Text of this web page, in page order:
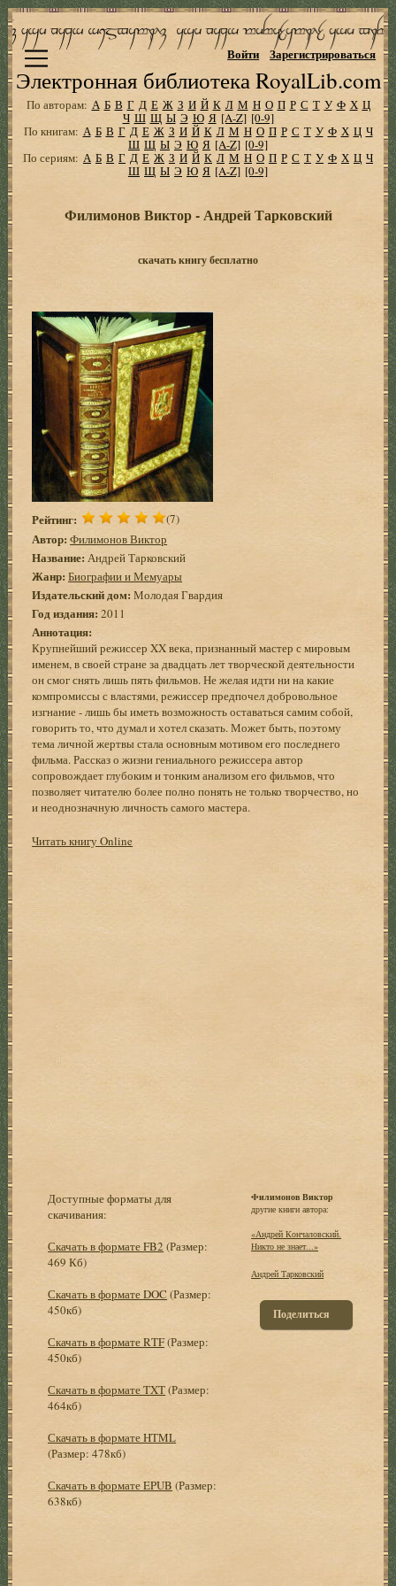
Электронная библиотека RoyalLib.com
Войти Зарегистрироваться
По авторам: А Б В Г Д Е Ж З И Й К Л М Н О П Р С Т У Ф Х Ц
Ч Ш Щ Ы Э Ю Я [A-Z] [0-9]
По книгам: А Б В Г Д Е Ж З И Й К Л М Н О П Р С Т У Ф Х Ц Ч
Ш Щ Ы Э Ю Я [A-Z] [0-9]
По сериям: А Б В Г Д Е Ж З И Й К Л М Н О П Р С Т У Ф Х Ц Ч
Ш Щ Ы Э Ю Я [A-Z] [0-9]
Филимонов Виктор - Андрей Тарковский
скачать книгу бесплатно
Рейтинг: (7)
Автор: Филимонов Виктор
Название: Андрей Тарковский
Жанр: Биографии и Мемуары
Издательский дом: Молодая Гвардия
Год издания: 2011
Аннотация:
Крупнейший режиссер XX века, признанный мастер с мировым
именем, в своей стране за двадцать лет творческой деятельности
он смог снять лишь пять фильмов. Не желая идти ни на какие
компромиссы с властями, режиссер предпочел добровольное
изгнание - лишь бы иметь возможность оставаться самим собой,
говорить то, что думал и хотел сказать. Может быть, поэтому
тема личной жертвы стала основным мотивом его последнего
фильма. Рассказ о жизни гениального режиссера автор
сопровождает глубоким и тонким анализом его фильмов, что
позволяет читателю более полно понять не только творчество, но
и неоднозначную личность самого мастера.
Читать книгу Online
Доступные форматы для
скачивания:
Скачать в формате FB2 (Размер:
469 Кб)
Скачать в формате DOC (Размер:
450кб)
Скачать в формате RTF(Размер:
450кб)
Скачать в формате TXT(Размер:
464кб)
Скачать в формате HTML
(Размер: 478кб)
Скачать в формате EPUB (Размер:
638кб)
Филимонов Виктор
другие книги автора:
«Андрей Кончаловский.
Никто не знает...»
Андрей Тарковский
Поделиться